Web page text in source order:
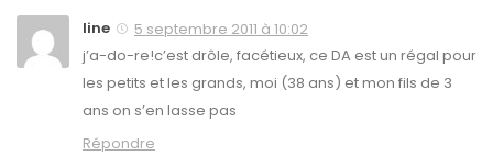
line
5 septembre 2011 à 10:02
j’a-do-re!c’est drôle, facétieux, ce DA est un régal pour
les petits et les grands, moi (38 ans) et mon fils de 3
ans on s’en lasse pas
Répondre